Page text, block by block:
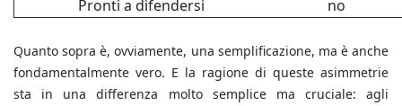
Pronti a difendersi
no
Quanto sopra è, ovviamente, una semplificazione, ma è anche
fondamentalmente vero. E la ragione di queste asimmetrie
sta in una differenza molto semplice ma cruciale: agli